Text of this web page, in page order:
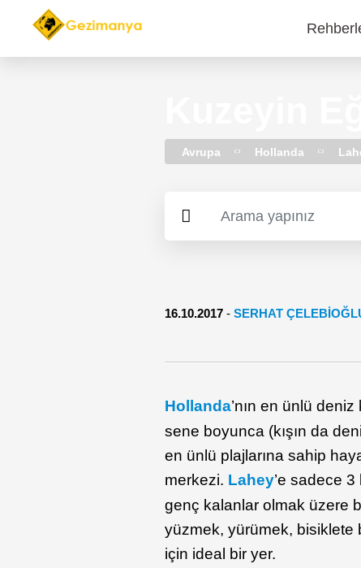
Avrupa Hollanda
16.10.2017 -SERHAT
Hollanda’nın en ünlü
sene boyunca (kışın da
en ünlü plajlarına sahip
merkezi. Lahey’e sadece
genç kalanlar olmak üzere
yüzmek, yürümek, bisiklete
için ideal bir yer.